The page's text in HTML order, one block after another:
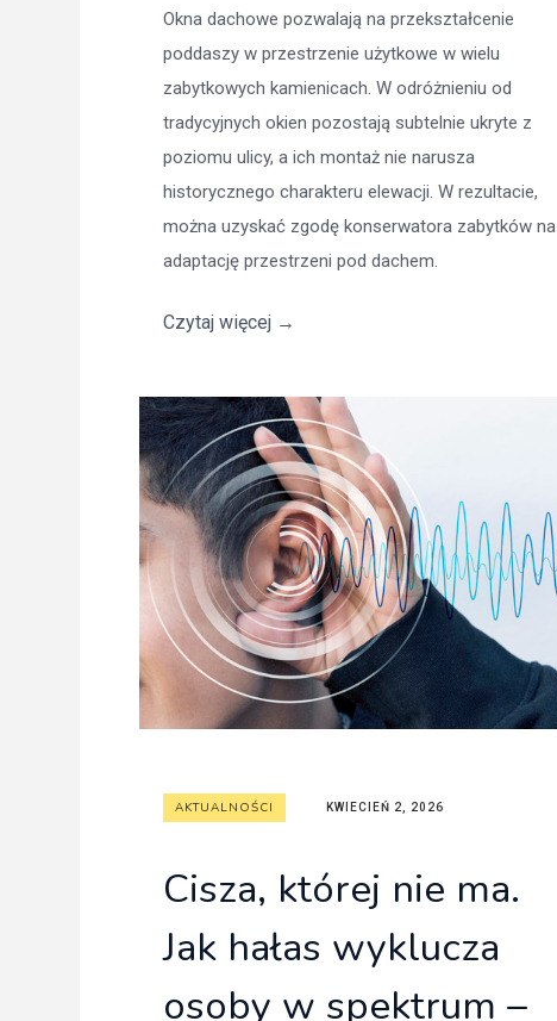
Okna dachowe pozwalają na przekształcenie
poddaszy w przestrzenie użytkowe w wielu
zabytkowych kamienicach. W odróżnieniu od
tradycyjnych okien pozostają subtelnie ukryte z
poziomu ulicy, a ich montaż nie narusza
historycznego charakteru elewacji. W rezultacie,
można uzyskać zgodę konserwatora zabytków na
adaptację przestrzeni pod dachem.
Czytaj więcej →
AKTUALNOŚCI KWIECIEŃ 2, 2026
Cisza, której nie ma.
Jak hałas wyklucza
osoby w spektrum –